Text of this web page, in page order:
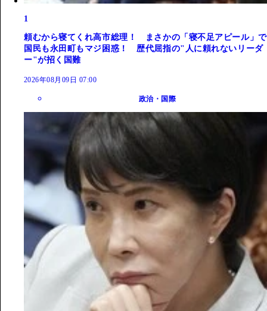
1
頼むから寝てくれ高市総理！ まさかの「寝不足アピール」で
国民も永田町もマジ困惑！ 歴代屈指の"人に頼れないリーダ
ー"が招く国難
2026年08月09日 07:00
政治・国際